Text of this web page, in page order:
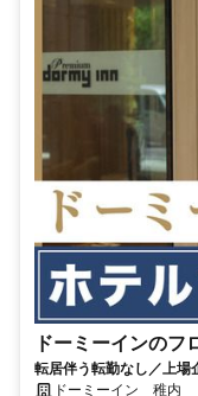
ドーミーインのフ
転居伴う転勤なし／上場
ドーミーイン 稚内